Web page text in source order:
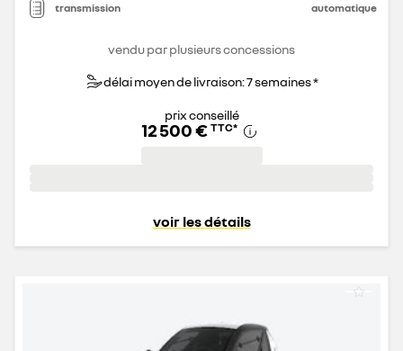
transmission automatique
vendu par plusieurs concessions
délai moyen de livraison: 7 semaines *
prix conseillé
12 500 € TTC*
voir les détails